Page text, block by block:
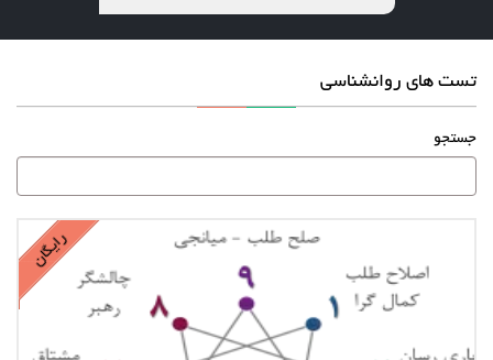
تست های روانشناسی
جستجو
رایگان